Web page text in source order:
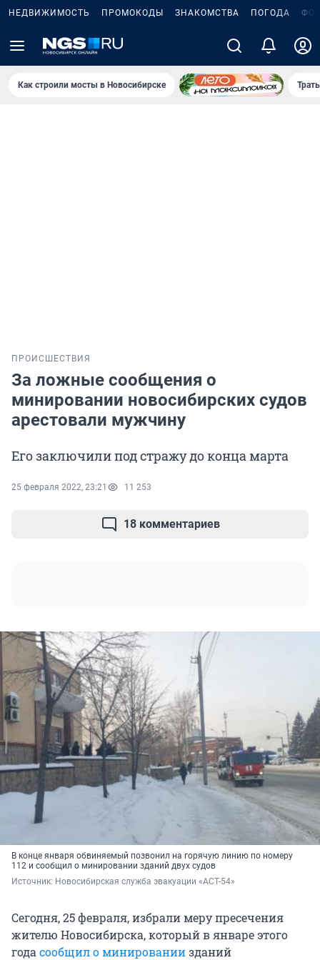
НЕДВИЖИМОСТЬ ПРОМОКОДЫ ЗНАКОМСТВА ПОГОДА
Как строили мосты в Новосибирске
ПРОИСШЕСТВИЯ
За ложные сообщения о
минировании новосибирских судов
арестовали мужчину
Его заключили под стражу до конца марта
25 февраля 2022, 23:21 11 253
18 комментариев
В конце января обвиняемый позвонил на горячую линию по номеру
112 и сообщил о минировании зданий двух судов
Источник: Новосибирская служба эвакуации «АСТ-54»
Сегодня, 25 февраля, избрали меру пресечения
жителю Новосибирска, который в январе этого
года сообщил о минированиизданий